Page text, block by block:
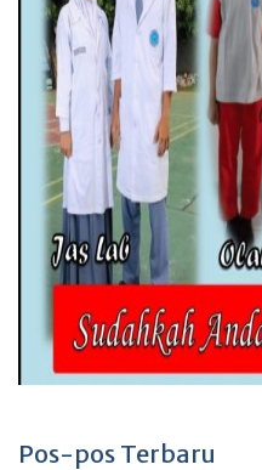
Pos-pos Terbaru